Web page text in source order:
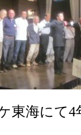
東海にて